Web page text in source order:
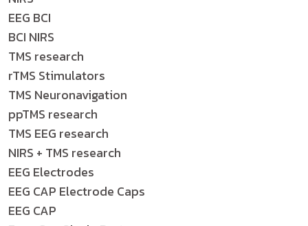
EEG BCI
BCI NIRS
TMS research
rTMS Stimulators
TMS Neuronavigation
ppTMS research
TMS EEG research
NIRS + TMS research
EEG Electrodes
EEG CAP Electrode Caps
EEG CAP